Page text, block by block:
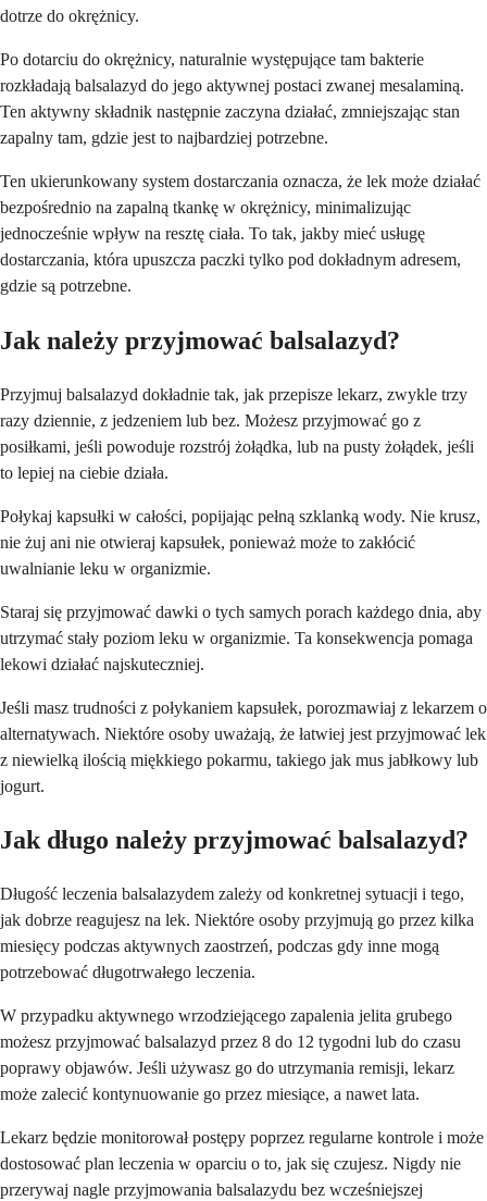
dotrze do okrężnicy.
Po dotarciu do okrężnicy, naturalnie występujące tam bakterie
rozkładają balsalazyd do jego aktywnej postaci zwanej mesalaminą.
Ten aktywny składnik następnie zaczyna działać, zmniejszając stan
zapalny tam, gdzie jest to najbardziej potrzebne.
Ten ukierunkowany system dostarczania oznacza, że lek może działać
bezpośrednio na zapalną tkankę w okrężnicy, minimalizując
jednocześnie wpływ na resztę ciała. To tak, jakby mieć usługę
dostarczania, która upuszcza paczki tylko pod dokładnym adresem,
gdzie są potrzebne.
Jak należy przyjmować balsalazyd?
Przyjmuj balsalazyd dokładnie tak, jak przepisze lekarz, zwykle trzy
razy dziennie, z jedzeniem lub bez. Możesz przyjmować go z
posiłkami, jeśli powoduje rozstrój żołądka, lub na pusty żołądek, jeśli
to lepiej na ciebie działa.
Połykaj kapsułki w całości, popijając pełną szklanką wody. Nie krusz,
nie żuj ani nie otwieraj kapsułek, ponieważ może to zakłócić
uwalnianie leku w organizmie.
Staraj się przyjmować dawki o tych samych porach każdego dnia, aby
utrzymać stały poziom leku w organizmie. Ta konsekwencja pomaga
lekowi działać najskuteczniej.
Jeśli masz trudności z połykaniem kapsułek, porozmawiaj z lekarzem o
alternatywach. Niektóre osoby uważają, że łatwiej jest przyjmować lek
z niewielką ilością miękkiego pokarmu, takiego jak mus jabłkowy lub
jogurt.
Jak długo należy przyjmować balsalazyd?
Długość leczenia balsalazydem zależy od konkretnej sytuacji i tego,
jak dobrze reagujesz na lek. Niektóre osoby przyjmują go przez kilka
miesięcy podczas aktywnych zaostrzeń, podczas gdy inne mogą
potrzebować długotrwałego leczenia.
W przypadku aktywnego wrzodziejącego zapalenia jelita grubego
możesz przyjmować balsalazyd przez 8 do 12 tygodni lub do czasu
poprawy objawów. Jeśli używasz go do utrzymania remisji, lekarz
może zalecić kontynuowanie go przez miesiące, a nawet lata.
Lekarz będzie monitorował postępy poprzez regularne kontrole i może
dostosować plan leczenia w oparciu o to, jak się czujesz. Nigdy nie
przerywaj nagle przyjmowania balsalazydu bez wcześniejszej